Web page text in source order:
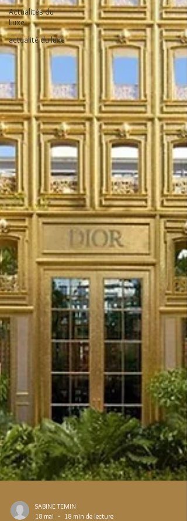
Actualités du
Luxe
actualité du luxe